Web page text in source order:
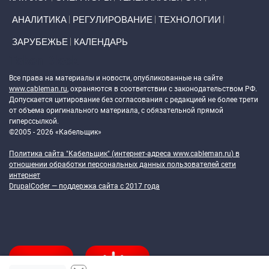
АНАЛИТИКА РЕГУЛИРОВАНИЕ ТЕХНОЛОГИИ
ЗАРУБЕЖЬЕ КАЛЕНДАРЬ
Все права на материалы и новости, опубликованные на сайте
www.cableman.ru, охраняются в соответствии с законодательством РФ.
Допускается цитирование без согласования с редакцией не более трети
от объема оригинального материала, с обязательной прямой
гиперссылкой.
©2005 - 2026 «Кабельщик»
Политика сайта "Кабельщик" (интернет-адреса www.cableman.ru) в
отношении обработки персональных данных пользователей сети
интернет
DrupalCoder — поддержка сайта c 2017 года